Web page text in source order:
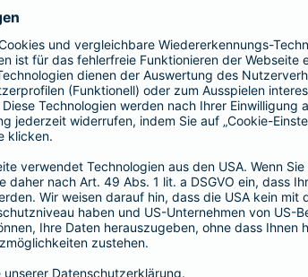
1, 2 oder 3 Tage bzw.
1, 2 oder 3 Wochen
und direkt abschließen